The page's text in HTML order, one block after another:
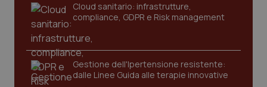
Cloud sanitario: infrastrutture,
compliance, GDPR e Risk management
Gestione dell'Ipertensione resistente:
dalle Linee Guida alle terapie innovative